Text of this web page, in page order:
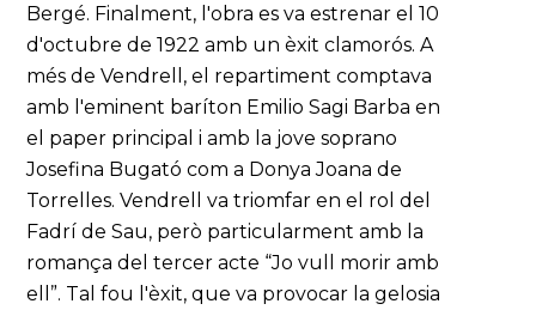
Bergé. Finalment, l'obra es va estrenar el 10
d'octubre de 1922 amb un èxit clamorós. A
més de Vendrell, el repartiment comptava
amb l'eminent baríton Emilio Sagi Barba en
el paper principal i amb la jove soprano
Josefina Bugató com a Donya Joana de
Torrelles. Vendrell va triomfar en el rol del
Fadrí de Sau, però particularment amb la
romança del tercer acte “Jo vull morir amb
ell”. Tal fou l'èxit, que va provocar la gelosia